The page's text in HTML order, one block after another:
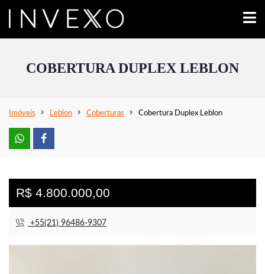
COBERTURA DUPLEX LEBLON
Imóveis Leblon Coberturas Cobertura Duplex Leblon
R$ 4.800.000,00
+55(21) 96486-9307